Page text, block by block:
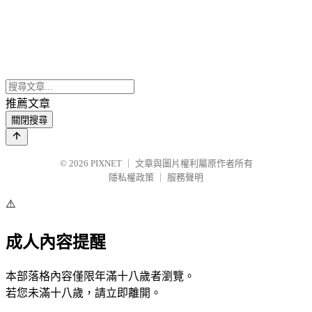
推薦文章
關閉搜尋
© 2026 PIXNET
文章與圖片權利屬原作者所有
隱私權政策
服務聲明
⚠️
成人內容提醒
本部落格內容僅限年滿十八歲者瀏覽。
若您未滿十八歲，請立即離開。